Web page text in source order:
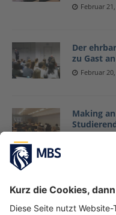
Februar
Der
zu Gast
Februar
Making
ist